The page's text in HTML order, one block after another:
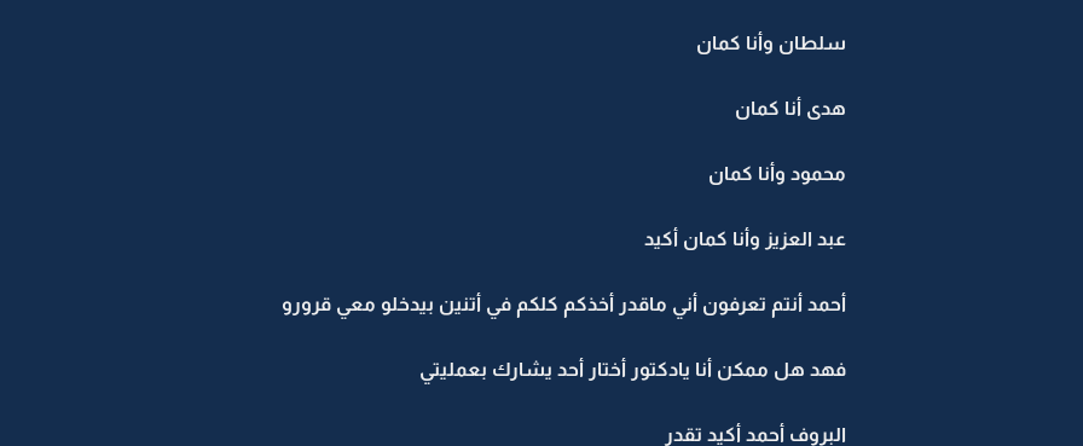
سلطان وأنا كمان
هدى أنا كمان
محمود وأنا كمان
عبد العزيز وأنا كمان أكيد
أحمد أنتم تعرفون أني ماقدر أخذكم كلكم في أتنين بيدخلو معي قرورو
فهد هل ممكن أنا يادكتور أختار أحد يشارك بعمليتي
البروف أحمد أكيد تقدر